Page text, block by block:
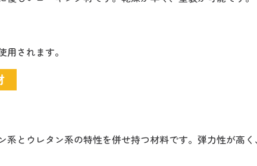
されます。
とウレタン系の特性を併せ持つ材料です。弾力性が高